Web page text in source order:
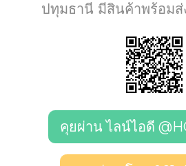
ปทุมธานี มีสินค้าพร้อมส่
คุยผ่าน ไลน์ไอดี